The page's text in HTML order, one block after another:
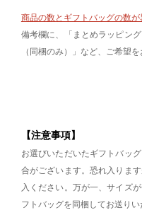
商品の数とギフトバッグの数
備考欄に、「まとめラッピン
（同梱のみ）」など、ご希望を
【注意事項】
お選びいただいたギフトバッ
合がございます。恐れ入りま
入ください。万が一、サイズ
フトバッグを同梱してお送りい